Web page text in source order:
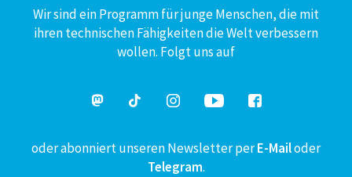
Wir sind ein Programm für junge Menschen, die mit
ihren technischen Fähigkeiten die Welt verbessern
wollen. Folgt uns auf
oder abonniert unseren Newsletter perE-Mailoder
Telegram.